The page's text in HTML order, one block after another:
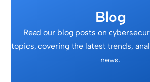
Blog
Read our blog posts on
topics, covering the latest trends,
news.